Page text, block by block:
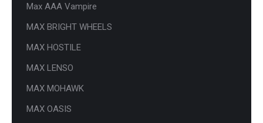
Max AAA Vampire
MAX BRIGHT WHEELS
MAX HOSTILE
MAX LENSO
MAX MOHAWK
MAX OASIS